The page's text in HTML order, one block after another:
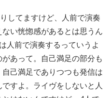
してますけど、人前で演奏
い恍惚感があるとは思うん
人前で演奏するっていうよ
あって。自己満足の部分も
己満足でありつつも発信は
すよ。ライヴをしないと人